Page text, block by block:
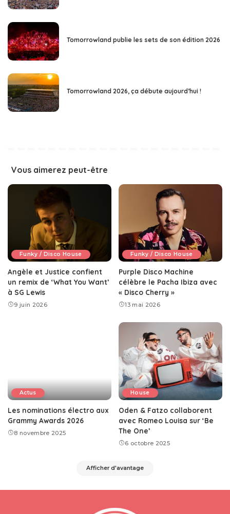
Tomorrowland publie les sets de son édition 2026
Tomorrowland 2026, ça débute aujourd’hui !
Vous aimerez peut-être
Funky / Disco House
Angèle et Justice confient
un remix de ‘What You Want’
à SG Lewis
9 juin 2026
Funky / Disco House
Purple Disco Machine
célèbre le Pacha Ibiza avec
« Disco Cherry »
13 mai 2026
Actus
Les nominations électro aux
Grammy Awards 2026
8 novembre 2025
House
Oden & Fatzo collaborent
avec Romeo Louisa sur ‘Be
The One’
6 octobre 2025
Afficher d'avantage